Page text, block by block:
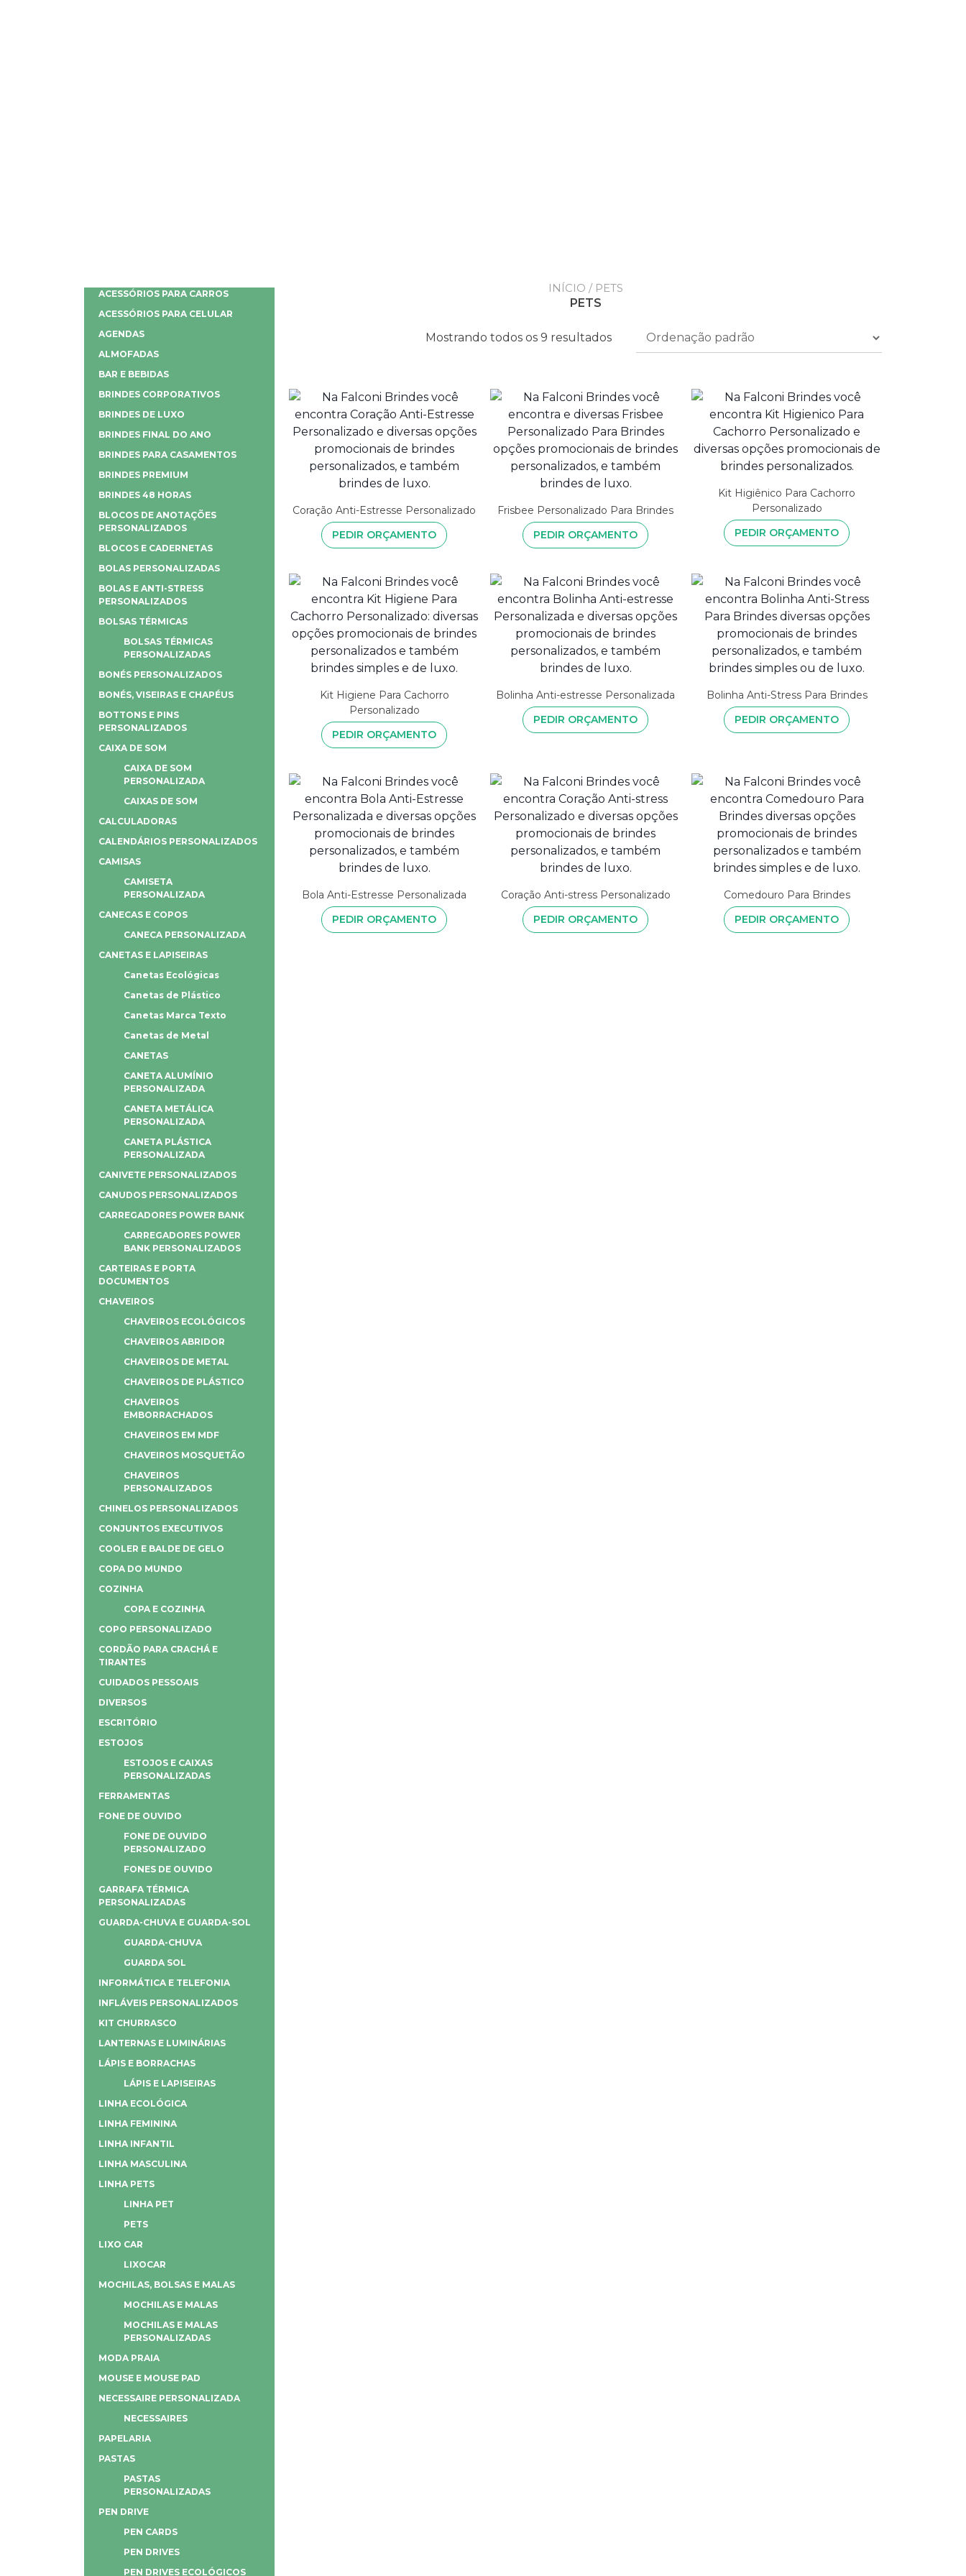
INÍCIO / PETS
PETS
Mostrando todos os 9 resultados
Coração Anti-Estresse Personalizado
PEDIR ORÇAMENTO
Frisbee Personalizado Para Brindes
PEDIR ORÇAMENTO
Kit Higiênico Para Cachorro
Personalizado
PEDIR ORÇAMENTO
Kit Higiene Para Cachorro
Personalizado
PEDIR ORÇAMENTO
Bolinha Anti-estresse Personalizada
PEDIR ORÇAMENTO
Bolinha Anti-Stress Para Brindes
PEDIR ORÇAMENTO
Bola Anti-Estresse Personalizada
PEDIR ORÇAMENTO
Coração Anti-stress Personalizado
PEDIR ORÇAMENTO
Comedouro Para Brindes
PEDIR ORÇAMENTO
ACESSÓRIOS PARA CARROS
ACESSÓRIOS PARA CELULAR
AGENDAS
ALMOFADAS
BAR E BEBIDAS
BRINDES CORPORATIVOS
BRINDES DE LUXO
BRINDES FINAL DO ANO
BRINDES PARA CASAMENTOS
BRINDES PREMIUM
BRINDES 48 HORAS
BLOCOS DE ANOTAÇÕES
PERSONALIZADOS
BLOCOS E CADERNETAS
BOLAS PERSONALIZADAS
BOLAS E ANTI-STRESS
PERSONALIZADOS
BOLSAS TÉRMICAS
BOLSAS TÉRMICAS
PERSONALIZADAS
BONÉS PERSONALIZADOS
BONÉS, VISEIRAS E CHAPÉUS
BOTTONS E PINS
PERSONALIZADOS
CAIXA DE SOM
CAIXA DE SOM
PERSONALIZADA
CAIXAS DE SOM
CALCULADORAS
CALENDÁRIOS PERSONALIZADOS
CAMISAS
CAMISETA
PERSONALIZADA
CANECAS E COPOS
CANECA PERSONALIZADA
CANETAS E LAPISEIRAS
Canetas Ecológicas
Canetas de Plástico
Canetas Marca Texto
Canetas de Metal
CANETAS
CANETA ALUMÍNIO
PERSONALIZADA
CANETA METÁLICA
PERSONALIZADA
CANETA PLÁSTICA
PERSONALIZADA
CANIVETE PERSONALIZADOS
CANUDOS PERSONALIZADOS
CARREGADORES POWER BANK
CARREGADORES POWER
BANK PERSONALIZADOS
CARTEIRAS E PORTA
DOCUMENTOS
CHAVEIROS
CHAVEIROS ECOLÓGICOS
CHAVEIROS ABRIDOR
CHAVEIROS DE METAL
CHAVEIROS DE PLÁSTICO
CHAVEIROS
EMBORRACHADOS
CHAVEIROS EM MDF
CHAVEIROS MOSQUETÃO
CHAVEIROS
PERSONALIZADOS
CHINELOS PERSONALIZADOS
CONJUNTOS EXECUTIVOS
COOLER E BALDE DE GELO
COPA DO MUNDO
COZINHA
COPA E COZINHA
COPO PERSONALIZADO
CORDÃO PARA CRACHÁ E
TIRANTES
CUIDADOS PESSOAIS
DIVERSOS
ESCRITÓRIO
ESTOJOS
ESTOJOS E CAIXAS
PERSONALIZADAS
FERRAMENTAS
FONE DE OUVIDO
FONE DE OUVIDO
PERSONALIZADO
FONES DE OUVIDO
GARRAFA TÉRMICA
PERSONALIZADAS
GUARDA-CHUVA E GUARDA-SOL
GUARDA-CHUVA
GUARDA SOL
INFORMÁTICA E TELEFONIA
INFLÁVEIS PERSONALIZADOS
KIT CHURRASCO
LANTERNAS E LUMINÁRIAS
LÁPIS E BORRACHAS
LÁPIS E LAPISEIRAS
LINHA ECOLÓGICA
LINHA FEMININA
LINHA INFANTIL
LINHA MASCULINA
LINHA PETS
LINHA PET
PETS
LIXO CAR
LIXOCAR
MOCHILAS, BOLSAS E MALAS
MOCHILAS E MALAS
MOCHILAS E MALAS
PERSONALIZADAS
MODA PRAIA
MOUSE E MOUSE PAD
NECESSAIRE PERSONALIZADA
NECESSAIRES
PAPELARIA
PASTAS
PASTAS
PERSONALIZADAS
PEN DRIVE
PEN CARDS
PEN DRIVES
PEN DRIVES ECOLÓGICOS